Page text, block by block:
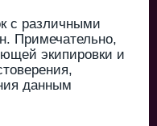
с различными
Примечательно,
экипировки и
данным